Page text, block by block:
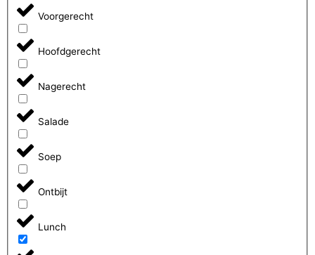
Voorgerecht
Hoofdgerecht
Nagerecht
Salade
Soep
Ontbijt
Lunch